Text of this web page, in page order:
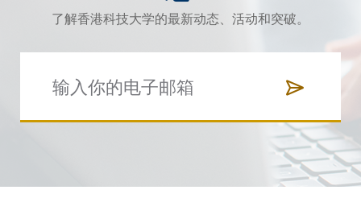
了解香港科技大学的最新动态、活动和突破。